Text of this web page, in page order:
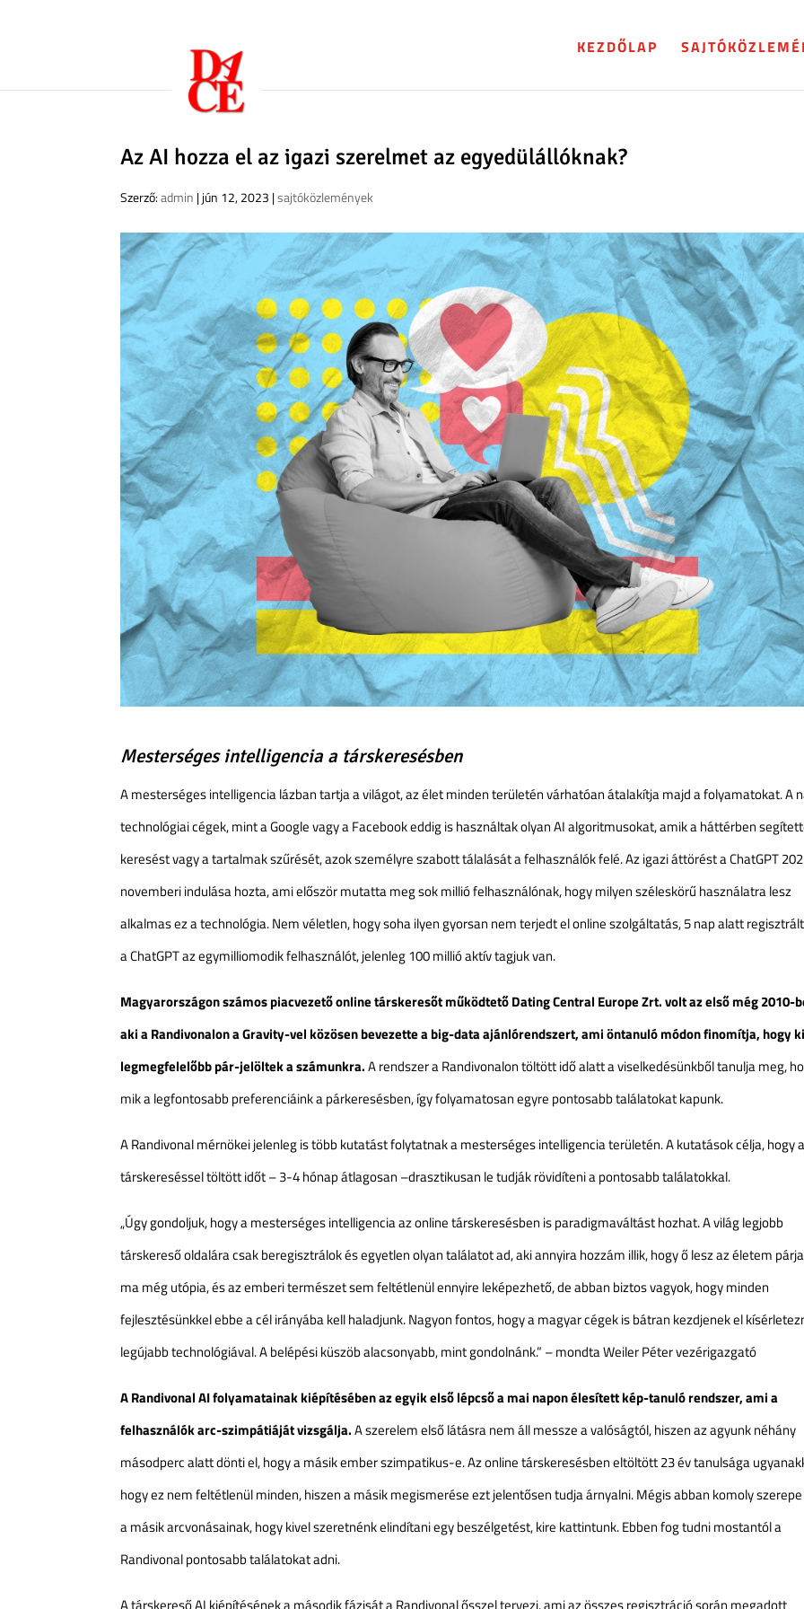
KEZDŐLAP
Az AI hozza el az igazi szerelmet az egyedülállóknak?
Szerző:admin |jún 12, 2023 |sajtóközlemények
Mesterséges intelligencia a társkeresésben
A mesterséges intelligencia lázban tartja a világot, az élet minden területén várhatóan átalakítja majd a folyamatokat. A
technológiai cégek, mint a Google vagy a Facebook eddig is használtak olyan AI algoritmusokat, amik a háttérben
keresést vagy a tartalmak szűrését, azok személyre szabott tálalását a felhasználók felé. Az igazi áttörést a ChatGPT
novemberi indulása hozta, ami először mutatta meg sok millió felhasználónak, hogy milyen széleskörű használatra lesz
alkalmas ez a technológia. Nem véletlen, hogy soha ilyen gyorsan nem terjedt el online szolgáltatás, 5 nap alatt
a ChatGPT az egymilliomodik felhasználót, jelenleg 100 millió aktív tagjuk van.
Magyarországon számos piacvezető online társkeresőt működtető Dating Central Europe Zrt. volt az első még 2010-
aki a Randivonalon a Gravity-vel közösen bevezette a big-data ajánlórendszert, ami öntanuló módon finomítja, hogy
legmegfelelőbb pár-jelöltek a számunkra.A rendszer a Randivonalon töltött idő alatt a viselkedésünkből tanulja meg,
mik a legfontosabb preferenciáink a párkeresésben, így folyamatosan egyre pontosabb találatokat kapunk.
A Randivonal mérnökei jelenleg is több kutatást folytatnak a mesterséges intelligencia területén. A kutatások célja, hogy
társkereséssel töltött időt – 3-4 hónap átlagosan –drasztikusan le tudják rövidíteni a pontosabb találatokkal.
„Úgy gondoljuk, hogy a mesterséges intelligencia az online társkeresésben is paradigmaváltást hozhat. A világ legjobb
társkereső oldalára csak beregisztrálok és egyetlen olyan találatot ad, aki annyira hozzám illik, hogy ő lesz az életem
ma még utópia, és az emberi természet sem feltétlenül ennyire leképezhető, de abban biztos vagyok, hogy minden
fejlesztésünkkel ebbe a cél irányába kell haladjunk. Nagyon fontos, hogy a magyar cégek is bátran kezdjenek el
legújabb technológiával. A belépési küszöb alacsonyabb, mint gondolnánk.” – mondta Weiler Péter vezérigazgató
A Randivonal AI folyamatainak kiépítésében az egyik első lépcső a mai napon élesített kép-tanuló rendszer, ami a
felhasználók arc-szimpátiáját vizsgálja.A szerelem első látásra nem áll messze a valóságtól, hiszen az agyunk néhány
másodperc alatt dönti el, hogy a másik ember szimpatikus-e. Az online társkeresésben eltöltött 23 év tanulsága
hogy ez nem feltétlenül minden, hiszen a másik megismerése ezt jelentősen tudja árnyalni. Mégis abban komoly
a másik arcvonásainak, hogy kivel szeretnénk elindítani egy beszélgetést, kire kattintunk. Ebben fog tudni mostantól a
Randivonal pontosabb találatokat adni.